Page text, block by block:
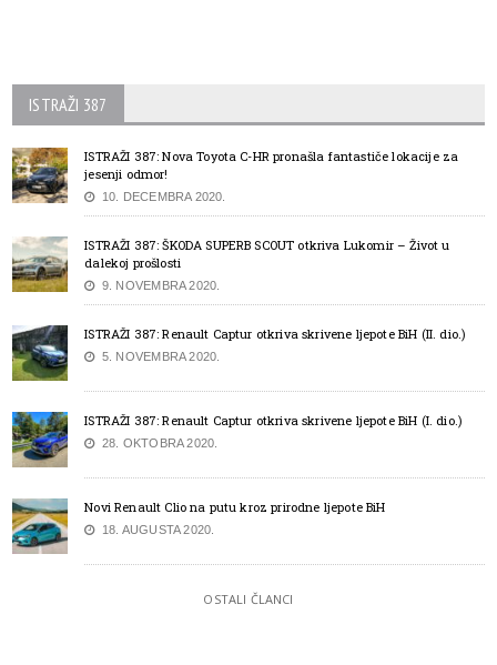
ISTRAŽI 387
ISTRAŽI 387: Nova Toyota C-HR pronašla fantastiče lokacije za
jesenji odmor!
10. DECEMBRA 2020.
ISTRAŽI 387: ŠKODA SUPERB SCOUT otkriva Lukomir – Život u
dalekoj prošlosti
9. NOVEMBRA 2020.
ISTRAŽI 387: Renault Captur otkriva skrivene ljepote BiH (II. dio.)
5. NOVEMBRA 2020.
ISTRAŽI 387: Renault Captur otkriva skrivene ljepote BiH (I. dio.)
28. OKTOBRA 2020.
Novi Renault Clio na putu kroz prirodne ljepote BiH
18. AUGUSTA 2020.
OSTALI ČLANCI